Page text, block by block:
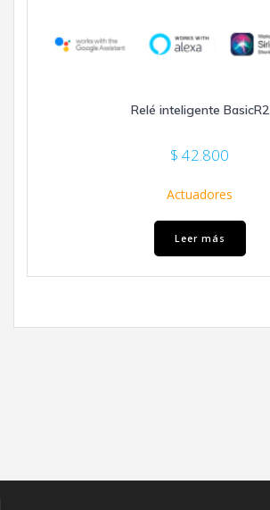
Relé inteligente BasicR2
$ 42.800
Actuadores
Leer más